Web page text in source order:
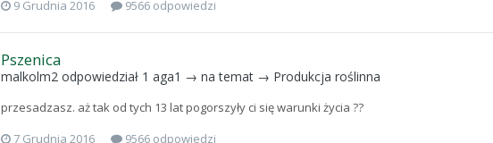
9 Grudnia 2016
9566 odpowiedzi
Pszenica
malkolm2 odpowiedział 1 aga1 → na temat → Produkcja roślinna
przesadzasz. aż tak od tych 13 lat pogorszyły ci się warunki życia ??
7 Grudnia 2016
9566 odpowiedzi